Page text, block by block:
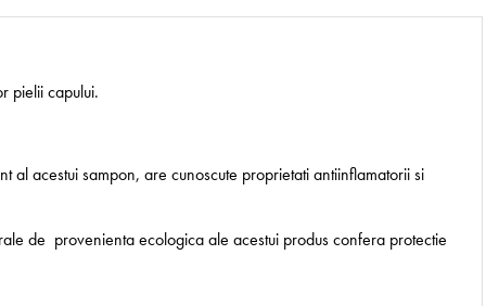
pielii capului.
acestui sampon, are cunoscute proprietati antiinflamatorii si
de provenienta ecologica ale acestui produs confera protectie